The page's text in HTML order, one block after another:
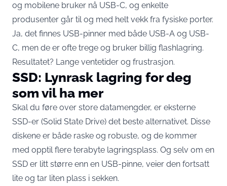
og mobilene bruker nå USB-C, og enkelte
produsenter går til og med helt vekk fra fysiske porter.
Ja, det finnes USB-pinner med både USB-A og USB-
C, men de er ofte trege og bruker billig flashlagring.
Resultatet? Lange ventetider og frustrasjon.
SSD: Lynrask lagring for deg
som vil ha mer
Skal du føre over store datamengder, er eksterne
SSD-er (Solid State Drive) det beste alternativet. Disse
diskene er både raske og robuste, og de kommer
med opptil flere terabyte lagringsplass. Og selv om en
SSD er litt større enn en USB-pinne, veier den fortsatt
lite og tar liten plass i sekken.